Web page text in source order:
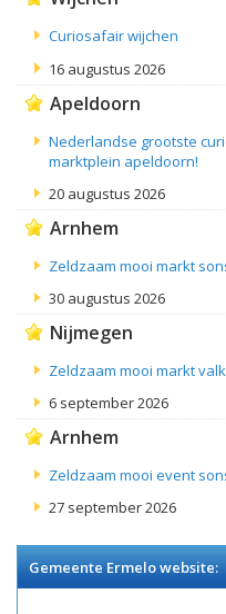
Curiosafair wijchen
16 augustus 2026
Apeldoorn
Nederlandse grootste
marktplein apeldoorn!
20 augustus 2026
Arnhem
Zeldzaam mooi markt
30 augustus 2026
Nijmegen
Zeldzaam mooi markt
6 september 2026
Arnhem
Zeldzaam mooi event
27 september 2026
Gemeente Ermelo website: